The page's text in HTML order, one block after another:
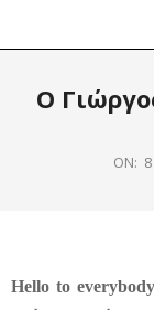
Navigation
Ο
ON:
Hello to